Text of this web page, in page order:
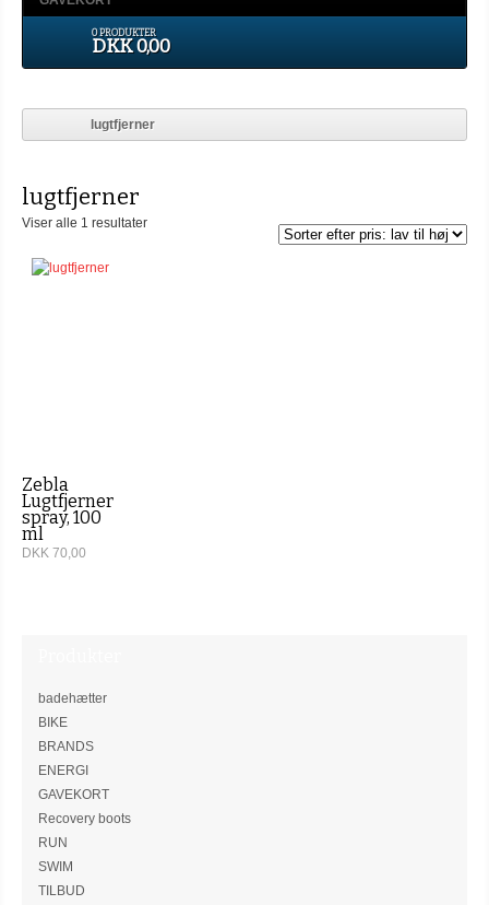
0 PRODUKTER
DKK 0,00
lugtfjerner
lugtfjerner
Viser alle 1 resultater
Zebla
Lugtfjerner
spray, 100
ml
DKK 70,00
badehætter
BIKE
BRANDS
ENERGI
GAVEKORT
Recovery boots
RUN
SWIM
TILBUD